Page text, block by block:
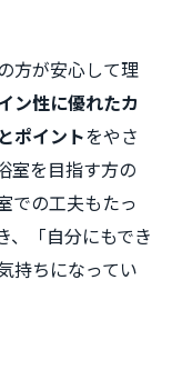
方が安心して理
ン性に優れたカ
ポイントをやさ
室を目指す方の
での工夫もたっ
、「自分にもでき
持ちになってい